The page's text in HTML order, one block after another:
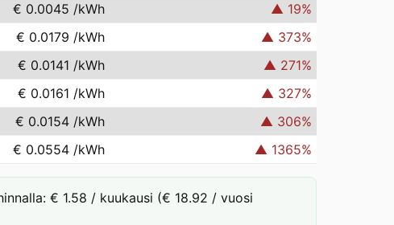
€ 0.0045 /kWh ▲ 19%
€ 0.0179 /kWh ▲ 373%
€ 0.0141 /kWh ▲ 271%
€ 0.0161 /kWh ▲ 327%
€ 0.0154 /kWh ▲ 306%
€ 0.0554 /kWh ▲ 1365%
€ 1.58 / kuukausi (€ 18.92 / vuosi